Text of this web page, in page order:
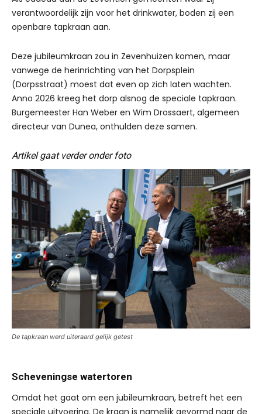
verantwoordelijk zijn voor het drinkwater, boden zij een
openbare tapkraan aan.
Deze jubileumkraan zou in Zevenhuizen komen, maar
vanwege de herinrichting van het Dorpsplein
(Dorpsstraat) moest dat even op zich laten wachten.
Anno 2026 kreeg het dorp alsnog de speciale tapkraan.
Burgemeester Han Weber en Wim Drossaert, algemeen
directeur van Dunea, onthulden deze samen.
Artikel gaat verder onder foto
De tapkraan werd uiteraard gelijk getest
Scheveningse watertoren
Omdat het gaat om een jubileumkraan, betreft het een
speciale uitvoering. De kraan is namelijk gevormd naar de